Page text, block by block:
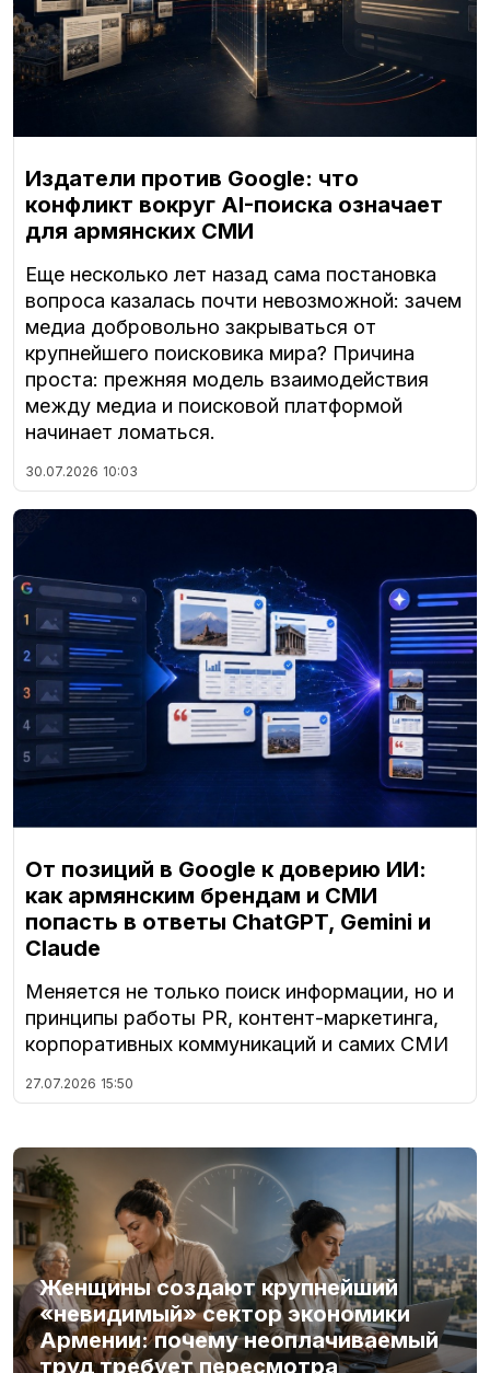
Издатели против Google: что
конфликт вокруг AI-поиска означает
для армянских СМИ
Еще несколько лет назад сама постановка
вопроса казалась почти невозможной: зачем
медиа добровольно закрываться от
крупнейшего поисковика мира? Причина
проста: прежняя модель взаимодействия
между медиа и поисковой платформой
начинает ломаться.
30.07.2026 10:03
От позиций в Google к доверию ИИ:
как армянским брендам и СМИ
попасть в ответы ChatGPT, Gemini и
Claude
Меняется не только поиск информации, но и
принципы работы PR, контент-маркетинга,
корпоративных коммуникаций и самих СМИ
27.07.2026 15:50
Женщины создают крупнейший
«невидимый» сектор экономики
Армении: почему неоплачиваемый
труд требует пересмотра